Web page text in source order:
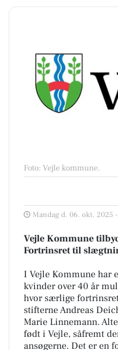
Foto: Vejle kommune.
Mandag d. 06. okt. 2025
Vejle Kommune
Fortrinsret til
I Vejle Kommune har
kvinder over 40 år
hvor særlige
stifterne Andreas
Marie Linnemann.
født i Vejle, såfremt
ansøgerne. Det er en